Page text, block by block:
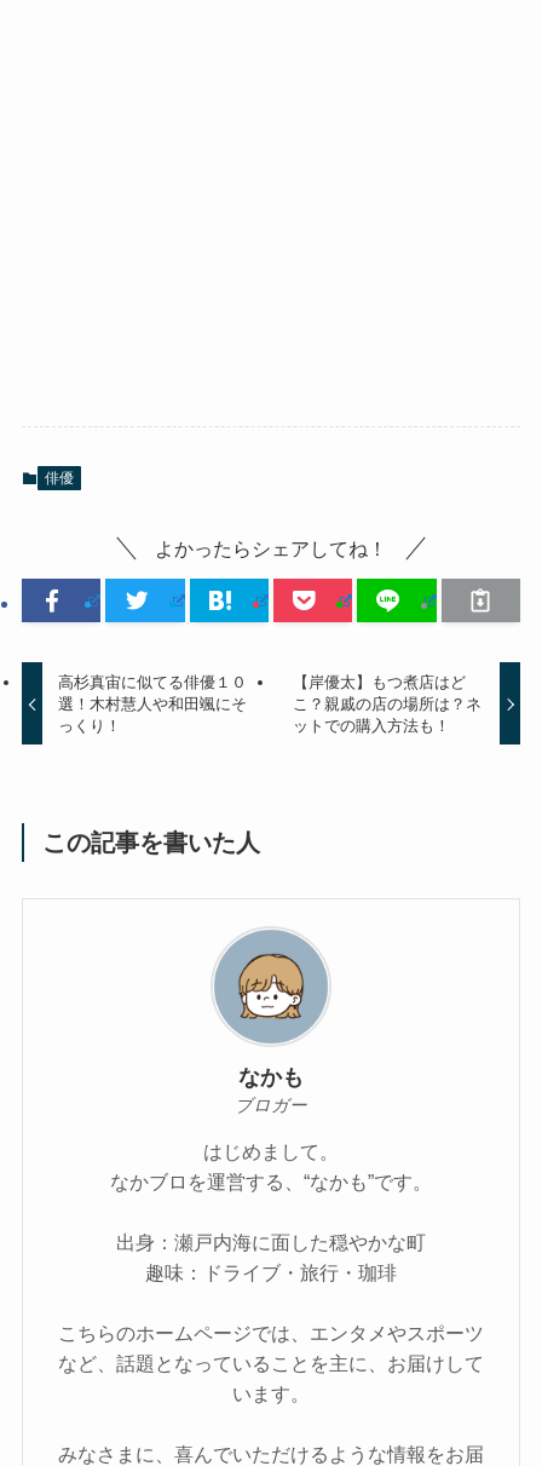
俳優
よかったらシェアしてね！
高杉真宙に似てる俳優１０
選！木村慧人や和田颯にそ
っくり！
【岸優太】もつ煮店はど
こ？親戚の店の場所は？ネ
ットでの購入方法も！
この記事を書いた人
なかも
ブロガー
はじめまして。
なかブロを運営する、“なかも”です。
出身：瀬戸内海に面した穏やかな町
趣味：ドライブ・旅行・珈琲
こちらのホームページでは、エンタメやスポーツ
など、話題となっていることを主に、お届けして
います。
みなさまに、喜んでいただけるような情報をお届